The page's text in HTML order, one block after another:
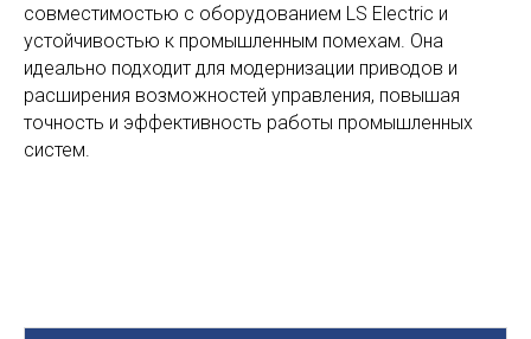
совместимостью с оборудованием LS Electric и
устойчивостью к промышленным помехам. Она
идеально подходит для модернизации приводов и
расширения возможностей управления, повышая
точность и эффективность работы промышленных
систем.